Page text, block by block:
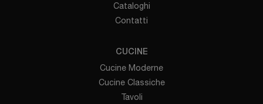
Cataloghi
Contatti
CUCINE
Cucine Moderne
Cucine Classiche
Tavoli